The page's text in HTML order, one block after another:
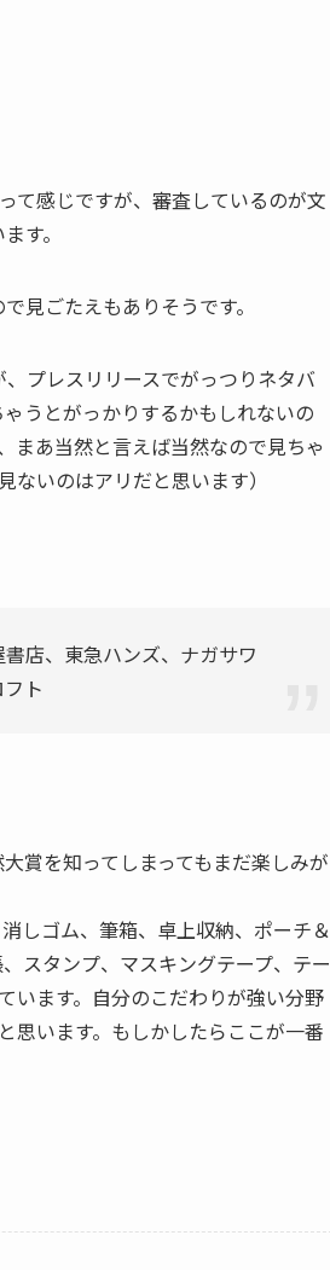
て感じですが、審査しているのが文
す。
見ごたえもありそうです。
プレスリリースでがっつりネタバ
うとがっかりするかもしれないの
あ当然と言えば当然なので見ちゃ
いのはアリだと思います）
店、東急ハンズ、ナガサワ
ト
賞を知ってしまってもまだ楽しみが
しゴム、筆箱、卓上収納、ポーチ＆
スタンプ、マスキングテープ、テー
います。自分のこだわりが強い分野
思います。もしかしたらここが一番